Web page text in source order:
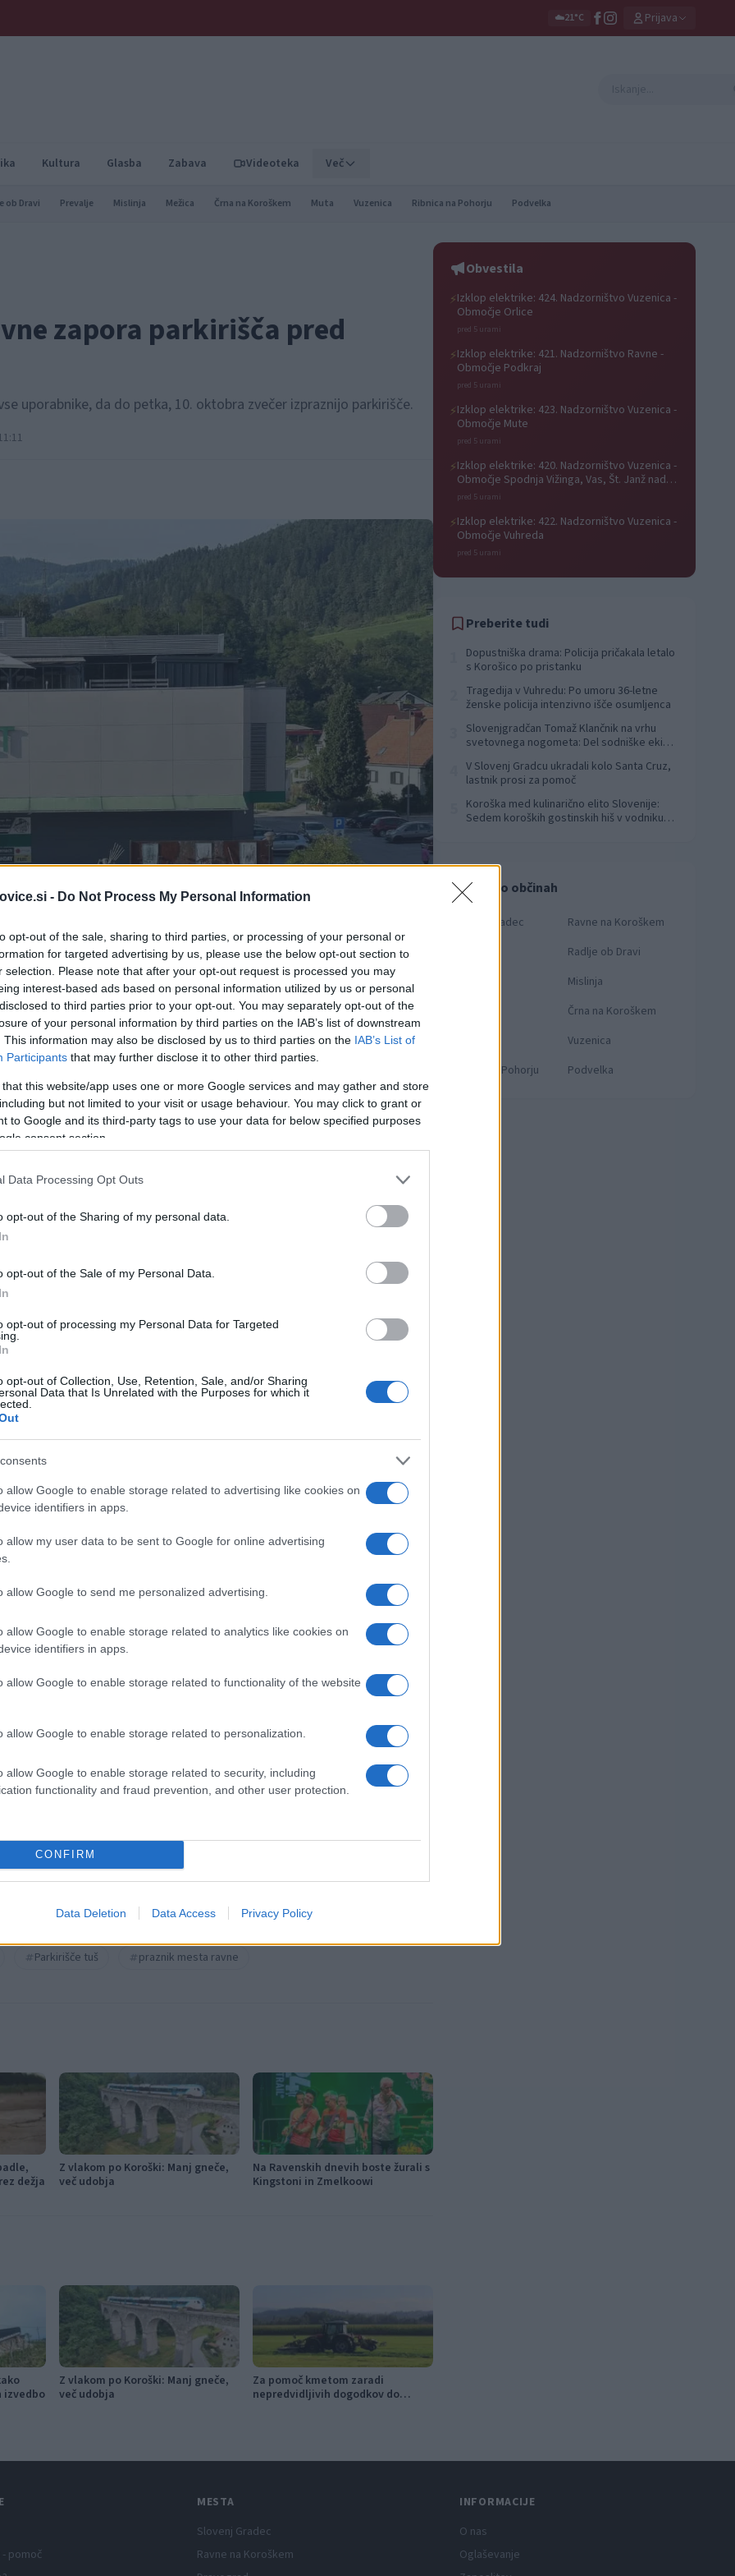
- Do Not Process My Personal Information
opt-out of the sale, sharing to third parties, or processing of your personal or
for targeted advertising by us, please use the below opt-out section to
selection. Please note that after your opt-out request is processed you may
interest-based ads based on personal information utilized by us or personal
to third parties prior to your opt-out. You may separately opt-out of the
of your personal information by third parties on the IAB’s list of downstream
This information may also be disclosed by us to third parties on the IAB’s List of
Participants that may further disclose it to other third parties.
that this website/app uses one or more Google services and may gather and store
but not limited to your visit or usage behaviour. You may click to grant or
to Google and its third-party tags to use your data for below specified purposes
consent section.
Data Processing Opt Outs
opt-out of the Sharing of my personal data.
opt-out of the Sale of my Personal Data.
opt-out of processing my Personal Data for Targeted
opt-out of Collection, Use, Retention, Sale, and/or Sharing
Data that Is Unrelated with the Purposes for which it
allow Google to enable storage related to advertising like cookies on
identifiers in apps.
allow my user data to be sent to Google for online advertising
allow Google to send me personalized advertising.
allow Google to enable storage related to analytics like cookies on
identifiers in apps.
allow Google to enable storage related to functionality of the website
allow Google to enable storage related to personalization.
allow Google to enable storage related to security, including
functionality and fraud prevention, and other user protection.
CONFIRM
Data Deletion Data Access Privacy Policy
☁️21°C Prijava
Kultura Glasba Zabava Videoteka Več
ob Dravi Prevalje Mislinja Mežica Črna na Koroškem Muta Vuzenica Ribnica na Pohorju Podvelka
zapora parkirišča pred
uporabnike, da do petka, 10. oktobra zvečer izpraznijo parkirišče.
Simbolična fotografija| FOTO:KNMEDIA
parkirišča, da jutri zvečer umaknejo svoja vozila s
mesta Ravne, ki bo potekal v soboto, 11. oktobra
hiš začasno omejen iz strani Havane Ravne in trgovine Tuš,
tako, da boste v soboto lahko nemoteno dostopali do njih.
trgovini Spar ter ob cesti proti DTK-ju in na drugih bližnjih
mesta Ravne.
kazensko odgovoren za javno spodbujanje sovraštva, nasilja ali nestrpnosti.
vsebinami bodo odstranjeni.
Parkirišče tuš praznik mesta ravne
dežja
Z vlakom po Koroški: Manj gneče,
več udobja
Na Ravenskih dnevih boste žurali s
Kingstoni in Zmelkoowi
Z vlakom po Koroški: Manj gneče,
več udobja
Za pomoč kmetom zaradi
nepredvidljivih dogodkov do
Obvestila
⚡Izklop elektrike: 424. Nadzorništvo Vuzenica -
Območje Orlice
pred 5 urami
⚡Izklop elektrike: 421. Nadzorništvo Ravne -
Območje Podkraj
pred 5 urami
⚡Izklop elektrike: 423. Nadzorništvo Vuzenica -
Območje Mute
pred 5 urami
⚡Izklop elektrike: 420. Nadzorništvo Vuzenica -
Območje Spodnja Vižinga, Vas, Št. Janž nad
Radljami, Suhi Vrh, Dobrava
pred 5 urami
⚡Izklop elektrike: 422. Nadzorništvo Vuzenica -
Območje Vuhreda
pred 5 urami
Preberite tudi
Dopustniška drama: Policija pričakala letalo
s Korošico po pristanku
Tragedija v Vuhredu: Po umoru 36-letne
ženske policija intenzivno išče osumljenca
Slovenjgradčan Tomaž Klančnik na vrhu
svetovnega nogometa: Del sodniške ekipe
V Slovenj Gradcu ukradali kolo Santa Cruz,
lastnik prosi za pomoč
Koroška med kulinarično elito Slovenije:
Sedem koroških gostinskih hiš v vodniku
Novice po občinah
Slovenj Gradec
Ravne na Koroškem
Radlje ob Dravi
Mislinja
Črna na Koroškem
Vuzenica
Ribnica na Pohorju
Podvelka
pomoč
MESTA
Slovenj Gradec
Ravne na Koroškem
INFORMACIJE
O nas
Oglaševanje